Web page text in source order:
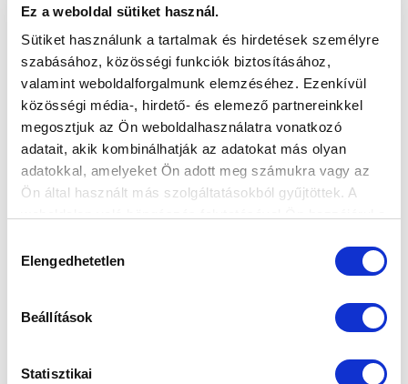
Ez a weboldal sütiket használ.
Sütiket használunk a tartalmak és hirdetések személyre
szabásához, közösségi funkciók biztosításához,
valamint weboldalforgalmunk elemzéséhez. Ezenkívül
közösségi média-, hirdető- és elemező partnereinkkel
megosztjuk az Ön weboldalhasználatra vonatkozó
adatait, akik kombinálhatják az adatokat más olyan
adatokkal, amelyeket Ön adott meg számukra vagy az
Ön által használt más szolgáltatásokból gyűjtöttek. A
kiválasztása
Elengedhetetlen
Beállítások
Statisztikai
2026-08-08